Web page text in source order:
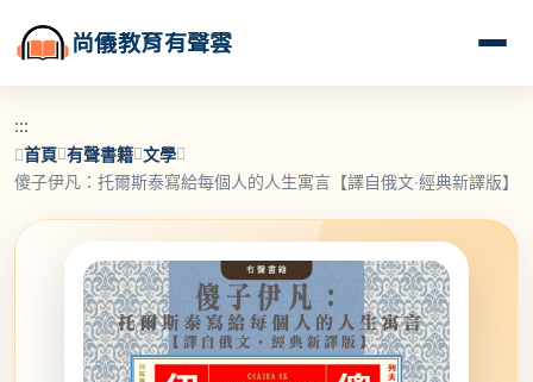
尚儀教育有聲雲
:::
首頁 有聲書籍 文學
傻子伊凡：托爾斯泰寫給每個人的人生寓言【譯自俄文‧經典新譯版】